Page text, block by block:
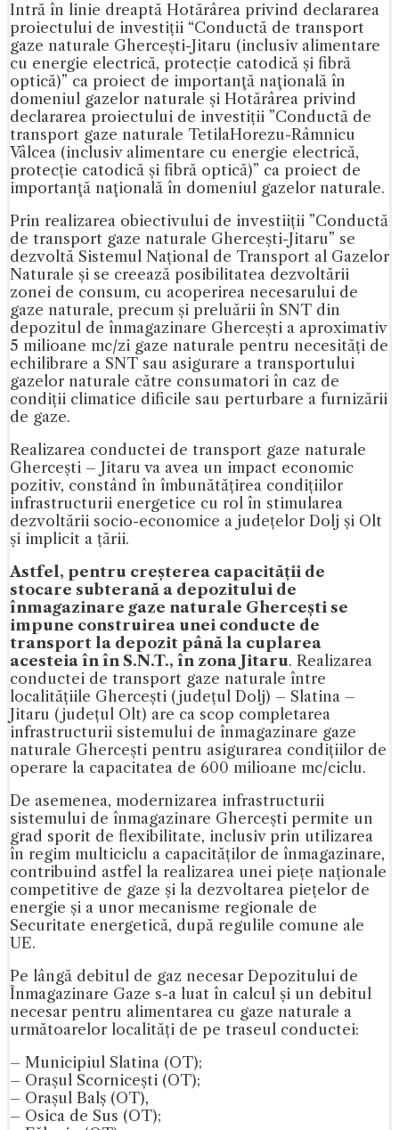
Intră în linie dreaptă Hotărârea privind declararea
proiectului de investiții “Conductă de transport
gaze naturale Ghercești-Jitaru (inclusiv alimentare
cu energie electrică, protecție catodică și fibră
optică)” ca proiect de importanţă naţională în
domeniul gazelor naturale și Hotărârea privind
declararea proiectului de investiții ”Conductă de
transport gaze naturale TetilaHorezu-Râmnicu
Vâlcea (inclusiv alimentare cu energie electrică,
protecție catodică și fibră optică)” ca proiect de
importanţă naţională în domeniul gazelor naturale.
Prin realizarea obiectivului de investiiții ”Conductă
de transport gaze naturale Ghercești-Jitaru” se
dezvoltă Sistemul Național de Transport al Gazelor
Naturale și se creează posibilitatea dezvoltării
zonei de consum, cu acoperirea necesarului de
gaze naturale, precum și preluării în SNT din
depozitul de înmagazinare Ghercești a aproximativ
5 milioane mc/zi gaze naturale pentru necesități de
echilibrare a SNT sau asigurare a transportului
gazelor naturale către consumatori în caz de
condiții climatice dificile sau perturbare a furnizării
de gaze.
Realizarea conductei de transport gaze naturale
Ghercești – Jitaru va avea un impact economic
pozitiv, constând în îmbunătățirea condițiilor
infrastructurii energetice cu rol în stimularea
dezvoltării socio-economice a județelor Dolj și Olt
și implicit a țării.
Astfel, pentru creșterea capacității de
stocare subterană a depozitului de
înmagazinare gaze naturale Ghercești se
impune construirea unei conducte de
transport la depozit până la cuplarea
acesteia în în S.N.T., în zona Jitaru. Realizarea
conductei de transport gaze naturale între
localitățiile Ghercești (județul Dolj) – Slatina –
Jitaru (județul Olt) are ca scop completarea
infrastructurii sistemului de înmagazinare gaze
naturale Ghercești pentru asigurarea condițiilor de
operare la capacitatea de 600 milioane mc/ciclu.
De asemenea, modernizarea infrastructurii
sistemului de înmagazinare Ghercești permite un
grad sporit de flexibilitate, inclusiv prin utilizarea
în regim multiciclu a capacităților de înmagazinare,
contribuind astfel la realizarea unei piețe naționale
competitive de gaze și la dezvoltarea piețelor de
energie și a unor mecanisme regionale de
Securitate energetică, după regulile comune ale
UE.
Pe lângă debitul de gaz necesar Depozitului de
Înmagazinare Gaze s-a luat în calcul și un debitul
necesar pentru alimentarea cu gaze naturale a
următoarelor localități de pe traseul conductei:
– Municipiul Slatina (OT);
– Orașul Scornicești (OT);
– Orașul Balș (OT),
– Osica de Sus (OT);